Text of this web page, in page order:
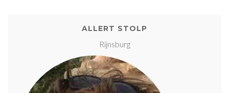
ALLERT STOLP
Rijnsburg